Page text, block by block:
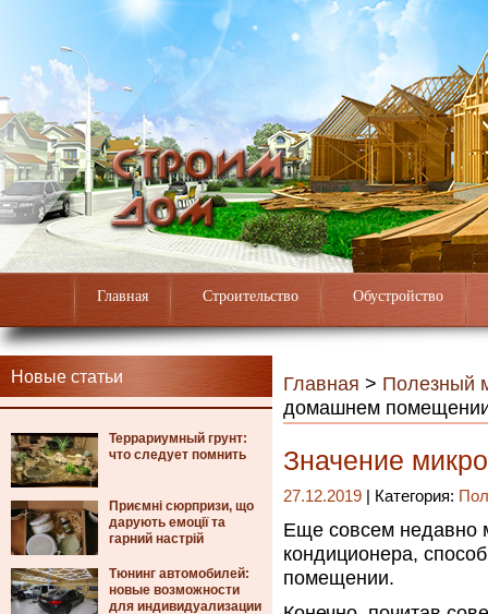
Главная Строительство Обустройство
Новые статьи
Террариумный грунт:
что следует помнить
Приємні сюрпризи, що
дарують емоції та
гарний настрій
Тюнинг автомобилей:
новые возможности
для индивидуализации
Главная > Полезный
домашнем
Значение
27.12.2019 | Категория:
Еще совсем недавно
кондиционера,
помещении.